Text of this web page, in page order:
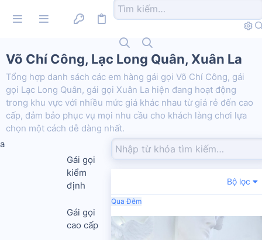
Võ Chí Công, Lạc Long Quân, Xuân La
Tổng hợp danh sách các em hàng gái gọi Võ Chí Công, gái
gọi Lạc Long Quân, gái gọi Xuân La hiện đang hoạt động
trong khu vực với nhiều mức giá khác nhau từ giá rẻ đến cao
cấp, đảm bảo phục vụ mọi nhu cầu cho khách làng chơi lựa
chọn một cách dễ dàng nhất.
a
Gái gọi
kiểm
định
Gái gọi
cao cấp
Bộ lọc
Qua Đêm